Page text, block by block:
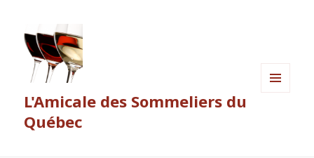
L'Amicale des Sommeliers du
Québec